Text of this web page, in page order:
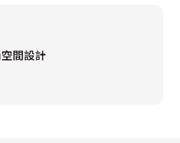
間設計